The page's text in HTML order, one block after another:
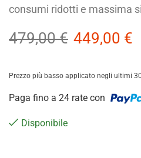
consumi ridotti e massima
479,00€ 449,00 €
Prezzo più basso applicato negli ultimi
Paga fino a 24 rate con
Disponibile